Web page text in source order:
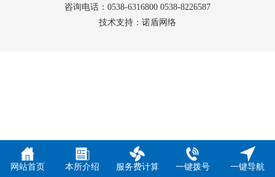
咨询电话：0538-6316800 0538-8226587
技术支持：诺盾网络
网站首页 本所介绍 服务费计算 一键拨号 一键导航